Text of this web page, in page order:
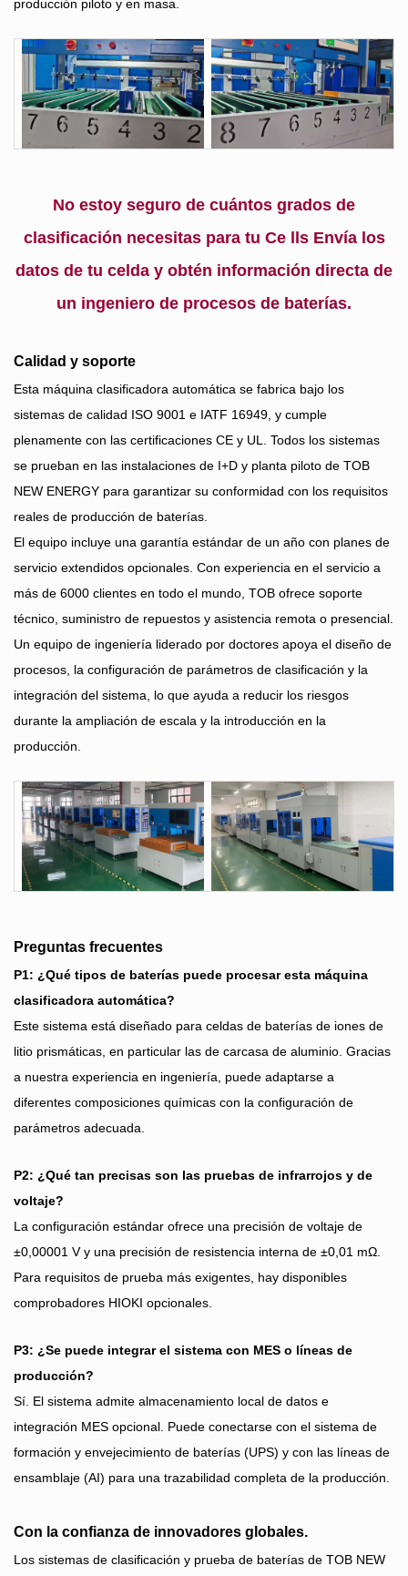
producción piloto y en masa.
No estoy seguro de cuántos grados de
clasificación necesitas para tu Ce lls Envía los
datos de tu celda y obtén información directa de
un ingeniero de procesos de baterías.
Calidad y soporte
Esta máquina clasificadora automática se fabrica bajo los
sistemas de calidad ISO 9001 e IATF 16949, y cumple
plenamente con las certificaciones CE y UL. Todos los sistemas
se prueban en las instalaciones de I+D y planta piloto de TOB
NEW ENERGY para garantizar su conformidad con los requisitos
reales de producción de baterías.
El equipo incluye una garantía estándar de un año con planes de
servicio extendidos opcionales. Con experiencia en el servicio a
más de 6000 clientes en todo el mundo, TOB ofrece soporte
técnico, suministro de repuestos y asistencia remota o presencial.
Un equipo de ingeniería liderado por doctores apoya el diseño de
procesos, la configuración de parámetros de clasificación y la
integración del sistema, lo que ayuda a reducir los riesgos
durante la ampliación de escala y la introducción en la
producción.
Preguntas frecuentes
P1: ¿Qué tipos de baterías puede procesar esta máquina
clasificadora automática?
Este sistema está diseñado para celdas de baterías de iones de
litio prismáticas, en particular las de carcasa de aluminio. Gracias
a nuestra experiencia en ingeniería, puede adaptarse a
diferentes composiciones químicas con la configuración de
parámetros adecuada.
P2: ¿Qué tan precisas son las pruebas de infrarrojos y de
voltaje?
La configuración estándar ofrece una precisión de voltaje de
±0,00001 V y una precisión de resistencia interna de ±0,01 mΩ.
Para requisitos de prueba más exigentes, hay disponibles
comprobadores HIOKI opcionales.
P3: ¿Se puede integrar el sistema con MES o líneas de
producción?
Sí. El sistema admite almacenamiento local de datos e
integración MES opcional. Puede conectarse con el sistema de
formación y envejecimiento de baterías (UPS) y con las líneas de
ensamblaje (AI) para una trazabilidad completa de la producción.
Con la confianza de innovadores globales.
Los sistemas de clasificación y prueba de baterías de TOB NEW